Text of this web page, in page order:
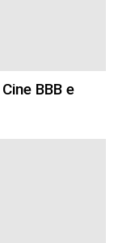
BBB e